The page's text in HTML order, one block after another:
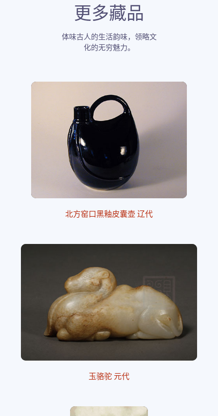
更多藏品
体味古人的生活韵味，领略文
化的无穷魅力。
北方窑口黑釉皮囊壶 辽代
玉骆驼 元代